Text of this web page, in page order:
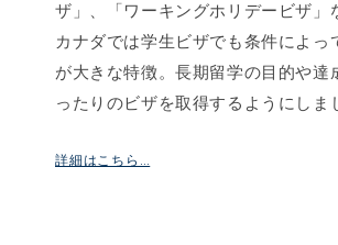
ザ」、「ワーキングホリデービザ」
カナダでは学生ビザでも条件によっ
が大きな特徴。長期留学の目的や達
ったりのビザを取得するようにしま
詳細はこちら…